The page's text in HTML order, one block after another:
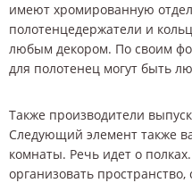
имеют хромированную
полотенцедержатели и
любым декором. По своим
для полотенец могут быть
Также производители
Следующий элемент также
комнаты. Речь идет о
организовать